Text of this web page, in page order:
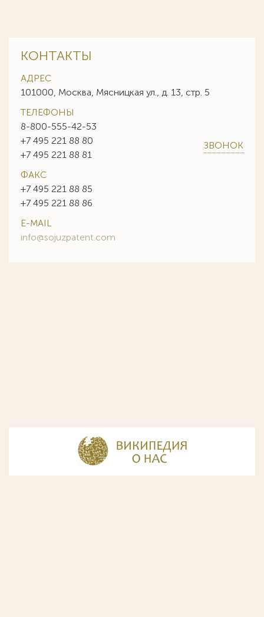
КОНТАКТЫ
АДРЕС
101000, Москва, Мясницкая ул., д. 13, стр. 5
ТЕЛЕФОНЫ
8-800-555-42-53
+7 495 221 88 80
+7 495 221 88 81
ЗВОНОК
ФАКС
+7 495 221 88 85
+7 495 221 88 86
E-MAIL
info@sojuzpatent.com